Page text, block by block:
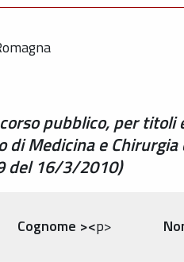
pubblico, per titoli
di Medicina e
del 16/3/2010)
Cognome ><p>